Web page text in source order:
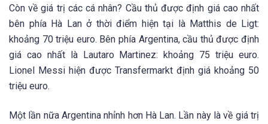
Còn về giá trị các cá nhân? Cầu thủ được định giá cao nhất
bên phía Hà Lan ở thời điểm hiện tại là Matthis de Ligt:
khoảng 70 triệu euro. Bên phía Argentina, cầu thủ được định
giá cao nhất là Lautaro Martinez: khoảng 75 triệu euro.
Lionel Messi hiện được Transfermarkt định giá khoảng 50
triệu euro.
Một lần nữa Argentina nhỉnh hơn Hà Lan. Lần này là về giá trị